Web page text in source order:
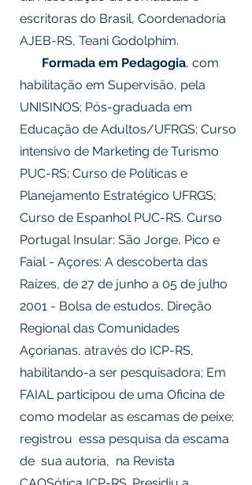
escritoras do Brasil, Coordenadoria
AJEB-RS, Teani Godolphim.
Formada em Pedagogia, com
habilitação em Supervisão, pela
UNISINOS; Pós-graduada em
Educação de Adultos/UFRGS; Curso
intensivo de Marketing de Turismo
PUC-RS; Curso de Políticas e
Planejamento Estratégico UFRGS;
Curso de Espanhol PUC-RS. Curso
Portugal Insular: São Jorge, Pico e
Faial - Açores: A descoberta das
Raízes, de 27 de junho a 05 de julho
2001 - Bolsa de estudos, Direção
Regional das Comunidades
Açorianas, através do ICP-RS,
habilitando-a ser pesquisadora; Em
FAIAL participou de uma Oficina de
como modelar as escamas de peixe;
registrou essa pesquisa da escama
de sua autoria, na Revista